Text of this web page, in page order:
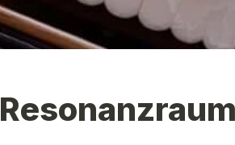
Resonanzraum